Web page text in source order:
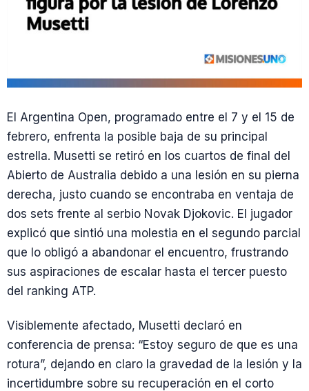
El Argentina Open, programado entre el 7 y el 15 de
febrero, enfrenta la posible baja de su principal
estrella. Musetti se retiró en los cuartos de final del
Abierto de Australia debido a una lesión en su pierna
derecha, justo cuando se encontraba en ventaja de
dos sets frente al serbio Novak Djokovic. El jugador
explicó que sintió una molestia en el segundo parcial
que lo obligó a abandonar el encuentro, frustrando
sus aspiraciones de escalar hasta el tercer puesto
del ranking ATP.
Visiblemente afectado, Musetti declaró en
conferencia de prensa: “Estoy seguro de que es una
rotura”, dejando en claro la gravedad de la lesión y la
incertidumbre sobre su recuperación en el corto